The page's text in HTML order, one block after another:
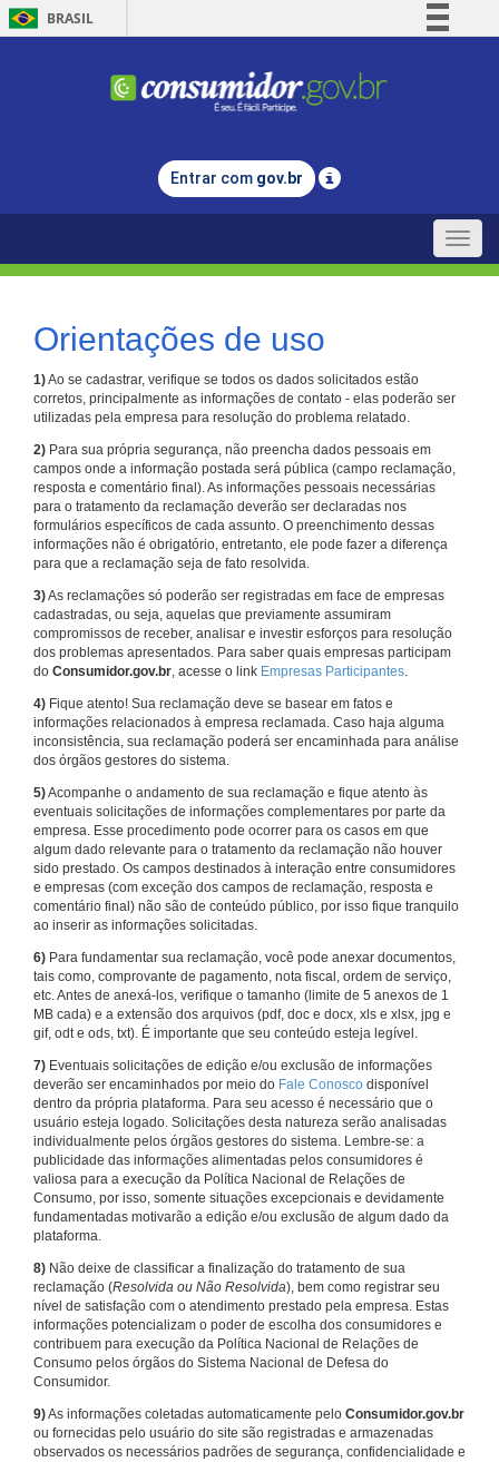
BRASIL
Comunica BR
Legislação
Entrar com gov.br
Toggle
Orientações de uso
1)Ao se cadastrar, verifique se todos os dados solicitados estão
corretos, principalmente as informações de contato - elas poderão ser
utilizadas pela empresa para resolução do problema relatado.
2) Para sua própria segurança, não preencha dados pessoais em
campos onde a informação postada será pública (campo reclamação,
resposta e comentário final). As informações pessoais necessárias
para o tratamento da reclamação deverão ser declaradas nos
formulários específicos de cada assunto. O preenchimento dessas
informações não é obrigatório, entretanto, ele pode fazer a diferença
para que a reclamação seja de fato resolvida.
3)As reclamações só poderão ser registradas em face de empresas
cadastradas, ou seja, aquelas que previamente assumiram
compromissos de receber, analisar e investir esforços para resolução
dos problemas apresentados. Para saber quais empresas participam
do Consumidor.gov.br, acesse o link Empresas Participantes.
4) Fique atento! Sua reclamação deve se basear em fatos e
informações relacionados à empresa reclamada. Caso haja alguma
inconsistência, sua reclamação poderá ser encaminhada para análise
dos órgãos gestores do sistema.
5)Acompanhe o andamento de sua reclamação e fique atento às
eventuais solicitações de informações complementares por parte da
empresa. Esse procedimento pode ocorrer para os casos em que
algum dado relevante para o tratamento da reclamação não houver
sido prestado. Os campos destinados à interação entre consumidores
e empresas (com exceção dos campos de reclamação, resposta e
comentário final) não são de conteúdo público, por isso fique tranquilo
ao inserir as informações solicitadas.
6) Para fundamentar sua reclamação, você pode anexar documentos,
tais como, comprovante de pagamento, nota fiscal, ordem de serviço,
etc. Antes de anexá-los, verifique o tamanho (limite de 5 anexos de 1
MB cada) e a extensão dos arquivos (pdf, doc e docx, xls e xlsx, jpg e
gif, odt e ods, txt). É importante que seu conteúdo esteja legível.
7) Eventuais solicitações de edição e/ou exclusão de informações
deverão ser encaminhados por meio do Fale Conosco disponível
dentro da própria plataforma. Para seu acesso é necessário que o
usuário esteja logado. Solicitações desta natureza serão analisadas
individualmente pelos órgãos gestores do sistema. Lembre-se: a
publicidade das informações alimentadas pelos consumidores é
valiosa para a execução da Política Nacional de Relações de
Consumo, por isso, somente situações excepcionais e devidamente
fundamentadas motivarão a edição e/ou exclusão de algum dado da
plataforma.
8) Não deixe de classificar a finalização do tratamento de sua
reclamação (Resolvida ou Não Resolvida), bem como registrar seu
nível de satisfação com o atendimento prestado pela empresa. Estas
informações potencializam o poder de escolha dos consumidores e
contribuem para execução da Política Nacional de Relações de
Consumo pelos órgãos do Sistema Nacional de Defesa do
Consumidor.
9)As informações coletadas automaticamente pelo Consumidor.gov.br
ou fornecidas pelo usuário do site são registradas e armazenadas
observados os necessários padrões de segurança, confidencialidade e